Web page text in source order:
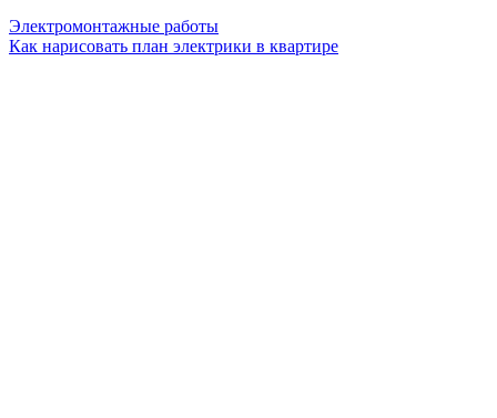
Электромонтажные работы
Как нарисовать план электрики в квартире